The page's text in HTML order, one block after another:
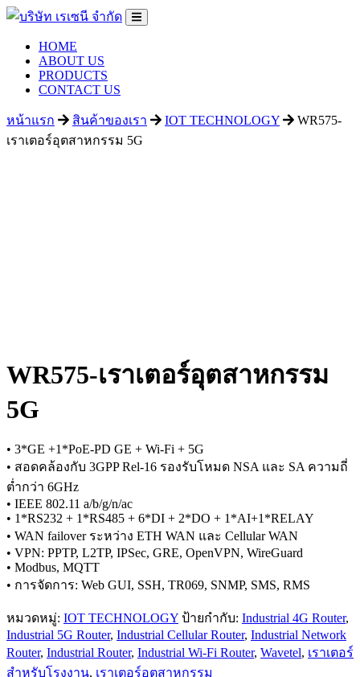
HOME
ABOUT US
PRODUCTS
CONTACT US
หน้าแรก สินค้าของเรา IOT TECHNOLOGY
WR575-
เราเตอร์อุตสาหกรรม 5G
WR575-เราเตอร์อุตสาหกรรม
5G
• 3*GE +1*PoE-PD GE + Wi-Fi + 5G
• สอดคล้องกับ 3GPP Rel-16 รองรับโหมด NSA และ SA ความถี่
ต่ำกว่า 6GHz
• IEEE 802.11 a/b/g/n/ac
• 1*RS232 + 1*RS485 + 6*DI + 2*DO + 1*AI+1*RELAY
• WAN failover ระหว่าง ETH WAN และ Cellular WAN
• VPN: PPTP, L2TP, IPSec, GRE, OpenVPN, WireGuard
• Modbus, MQTT
• การจัดการ: Web GUI, SSH, TR069, SNMP, SMS, RMS
หมวดหมู่: IOT TECHNOLOGY ป้ายกำกับ: Industrial 4G Router,
Industrial 5G Router, Industrial Cellular Router, Industrial Network
Router, Industrial Router, Industrial Wi-Fi Router, Wavetel, เราเตอร์
สำหรับโรงงาน, เราเตอร์อุตสาหกรรม